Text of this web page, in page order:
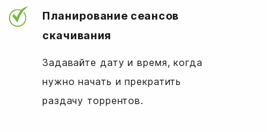
Планирование сеансов
скачивания
Задавайте дату и время, когда
нужно начать и прекратить
раздачу торрентов.